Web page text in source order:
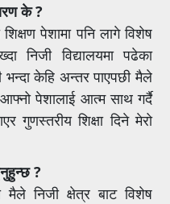
के ?
पेशामा पनि लागे विशेष
निजी विद्यालयमा पढेका
भन्दा केहि अन्तर पाएपछी मैले
आफ्नो पेशालाई आत्म साथ गर्दै
गुणस्तरीय शिक्षा दिने मेरो
?
निजी क्षेत्र बाट विशेष